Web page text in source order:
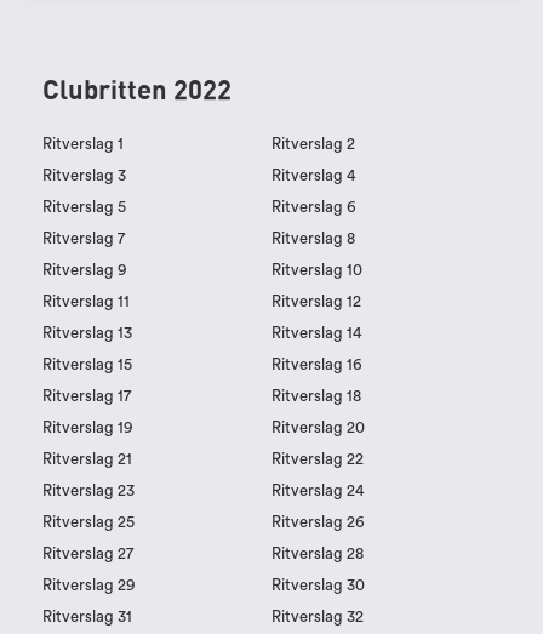
Clubritten 2022
Ritverslag 1
Ritverslag 2
Ritverslag 3
Ritverslag 4
Ritverslag 5
Ritverslag 6
Ritverslag 7
Ritverslag 8
Ritverslag 9
Ritverslag 10
Ritverslag 11
Ritverslag 12
Ritverslag 13
Ritverslag 14
Ritverslag 15
Ritverslag 16
Ritverslag 17
Ritverslag 18
Ritverslag 19
Ritverslag 20
Ritverslag 21
Ritverslag 22
Ritverslag 23
Ritverslag 24
Ritverslag 25
Ritverslag 26
Ritverslag 27
Ritverslag 28
Ritverslag 29
Ritverslag 30
Ritverslag 31
Ritverslag 32